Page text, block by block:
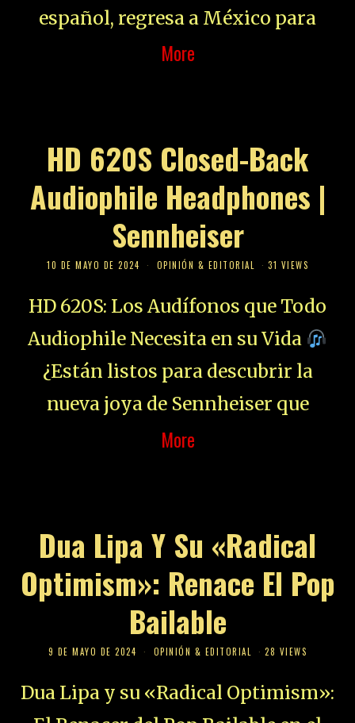
español, regresa a México para
More
HD 620S Closed-Back
Audiophile Headphones |
Sennheiser
10 DE MAYO DE 2024 OPINIÓN & EDITORIAL 31 VIEWS
HD 620S: Los Audífonos que Todo
Audiophile Necesita en su Vida
¿Están listos para descubrir la
nueva joya de Sennheiser que
More
Dua Lipa Y Su «Radical
Optimism»: Renace El Pop
Bailable
9 DE MAYO DE 2024 OPINIÓN & EDITORIAL 28 VIEWS
Dua Lipa y su «Radical Optimism»: